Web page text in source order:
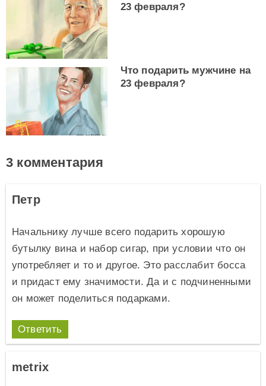
23 февраля?
Что подарить мужчине на
23 февраля?
3 комментария
Петр
Начальнику лучше всего подарить хорошую
бутылку вина и набор сигар, при условии что он
употребляет и то и другое. Это расслабит босса
и придаст ему значимости. Да и с подчиненными
он может поделиться подарками.
Ответить
metrix